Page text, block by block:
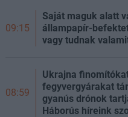
09:15
Saját maguk alatt
állampapír-
vagy tudnak
08:59
Ukrajna
fegyvergyárakat
gyanús drónok
Háborús híreink